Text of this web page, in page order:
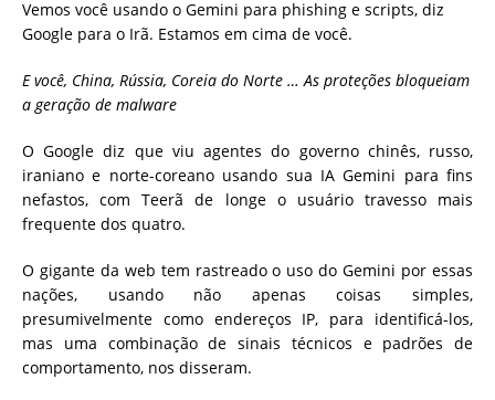
Vemos você usando o Gemini para phishing e scripts, diz
Google para o Irã. Estamos em cima de você.
E você, China, Rússia, Coreia do Norte … As proteções bloqueiam
a geração de malware
O Google diz que viu agentes do governo chinês, russo,
iraniano e norte-coreano usando sua IA Gemini para fins
nefastos, com Teerã de longe o usuário travesso mais
frequente dos quatro.
O gigante da web tem rastreado o uso do Gemini por essas
nações, usando não apenas coisas simples,
presumivelmente como endereços IP, para identificá-los,
mas uma combinação de sinais técnicos e padrões de
comportamento, nos disseram.